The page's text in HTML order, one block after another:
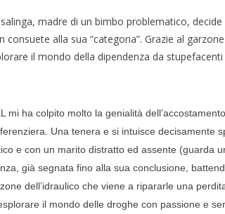
madre di un bimbo problematico,
consuete alla sua “categoria”. Grazie al
il mondo della dipendenza da
mi ha colpito molto la genialità
Una tenera e si intuisce decisamente
e con un marito distratto ed assente (guarda
già segnata fino alla sua conclusione,
dell’idraulico che viene a ripararle una
il mondo delle droghe con passione e